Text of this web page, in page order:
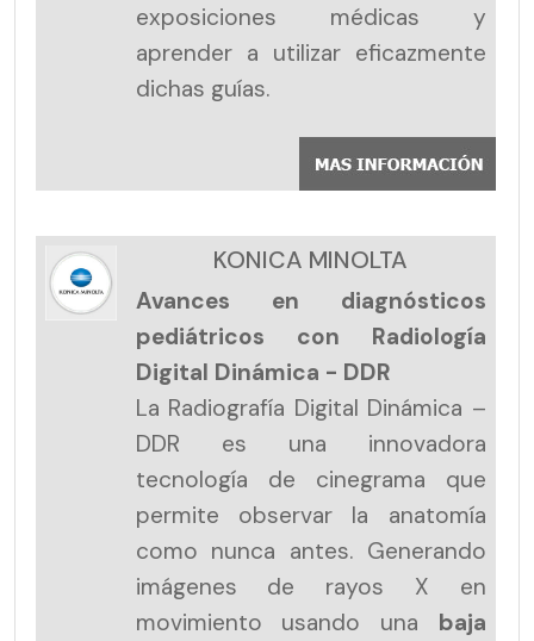
exposiciones médicas y
aprender a utilizar eficazmente
dichas guías.
KONICA MINOLTA
Avances en diagnósticos
pediátricos con Radiología
Digital Dinámica - DDR
La Radiografía Digital Dinámica –
DDR es una innovadora
tecnología de cinegrama que
permite observar la anatomía
como nunca antes. Generando
imágenes de rayos X en
movimiento usando una baja